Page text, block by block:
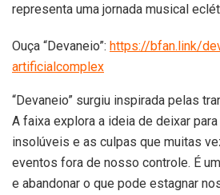
representa uma jornada musical
Ouça “Devaneio”: https://bfan.link/
artificialcomplex
“Devaneio” surgiu inspirada pelas
A faixa explora a ideia de deixar
insolúveis e as culpas que muitas
eventos fora de nosso controle. É
e abandonar o que pode estagnar